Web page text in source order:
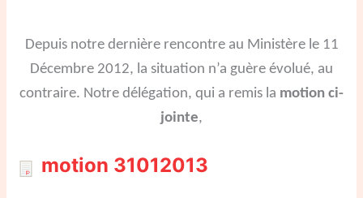
Depuis notre dernière rencontre au Ministère le 11
Décembre 2012, la situation n’a guère évolué, au
contraire. Notre délégation, qui a remis la motion ci-
jointe,
motion 31012013